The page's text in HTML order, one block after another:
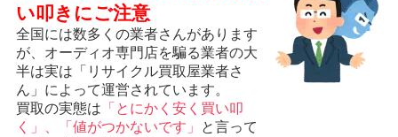
い叩きにご注意
全国には数多くの業者さんがあります
が、オーディオ専門店を騙る業者の大
半は実は「リサイクル買取屋業者さ
ん」によって運営されています。
買取の実態は 「とにかく安く買い叩
く」、「値がつかないです」
と言って